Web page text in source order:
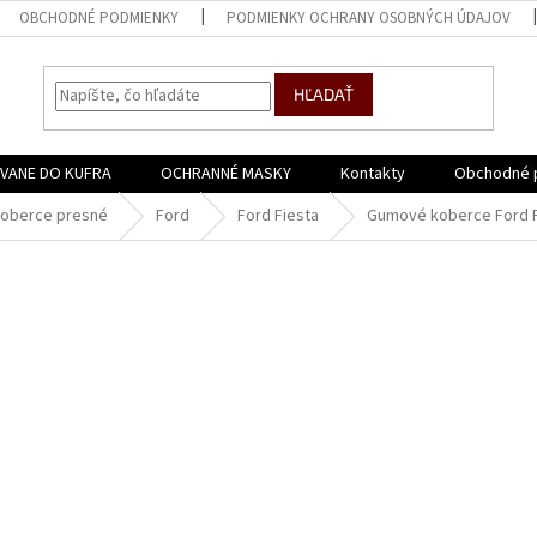
OBCHODNÉ PODMIENKY PODMIENKY OCHRANY OSOBNÝCH ÚDAJOV
HĽADAŤ
VANE DO KUFRA OCHRANNÉ MASKY Kontakty Obchodné
presné Ford Ford Fiesta Gumové koberce Ford